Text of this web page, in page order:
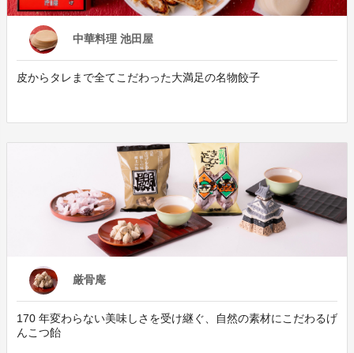
中華料理 池田屋
皮からタレまで全てこだわった大満足の名物餃子
厳骨庵
170 年変わらない美味しさを受け継ぐ、自然の素材にこだわるげ
んこつ飴